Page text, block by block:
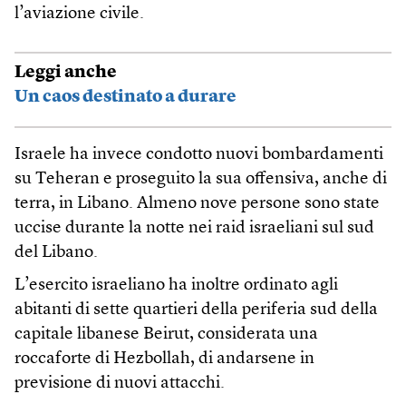
l’aviazione civile.
Leggi anche
Un caos destinato a durare
Israele ha invece condotto nuovi bombardamenti
su Teheran e proseguito la sua offensiva, anche di
terra, in Libano. Almeno nove persone sono state
uccise durante la notte nei raid israeliani sul sud
del Libano.
L’esercito israeliano ha inoltre ordinato agli
abitanti di sette quartieri della periferia sud della
capitale libanese Beirut, considerata una
roccaforte di Hezbollah, di andarsene in
previsione di nuovi attacchi.